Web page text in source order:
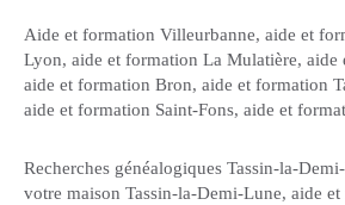
Aide et formation Villeurbanne, aide et
Lyon, aide et formation La Mulatière, aide
aide et formation Bron, aide et formation
aide et formation Saint-Fons, aide et
Recherches généalogiques Tassin-la-
votre maison Tassin-la-Demi-Lune, aide